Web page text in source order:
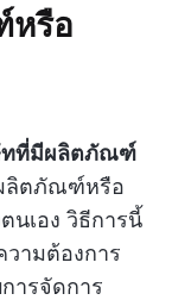
หรือ
ทที่มีผลิตภัณฑ์
ลิตภัณฑ์หรือ
เอง วิธีการนี้
ามต้องการ
ารจัดการ